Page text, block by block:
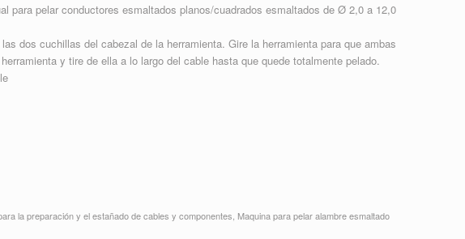
para pelar conductores esmaltados planos/cuadrados esmaltados de Ø 2,0 a 12,0
dos cuchillas del cabezal de la herramienta. Gire la herramienta para que ambas
y tire de ella a lo largo del cable hasta que quede totalmente pelado.
la preparación y el estañado de cables y componentes Maquina para pelar alambre esmaltado